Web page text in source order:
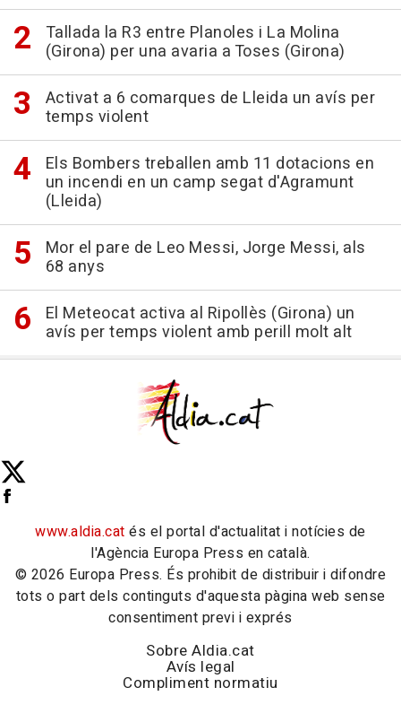
Tallada la R3 entre Planoles i La Molina
(Girona) per una avaria a Toses (Girona)
Activat a 6 comarques de Lleida un avís per
temps violent
Els Bombers treballen amb 11 dotacions en
un incendi en un camp segat d'Agramunt
(Lleida)
Mor el pare de Leo Messi, Jorge Messi, als
68 anys
El Meteocat activa al Ripollès (Girona) un
avís per temps violent amb perill molt alt
www.aldia.cat és el portal d'actualitat i notícies de
l'Agència Europa Press en català.
© 2026 Europa Press. És prohibit de distribuir i difondre
tots o part dels continguts d'aquesta pàgina web sense
consentiment previ i exprés
Sobre Aldia.cat
Avís legal
Compliment normatiu